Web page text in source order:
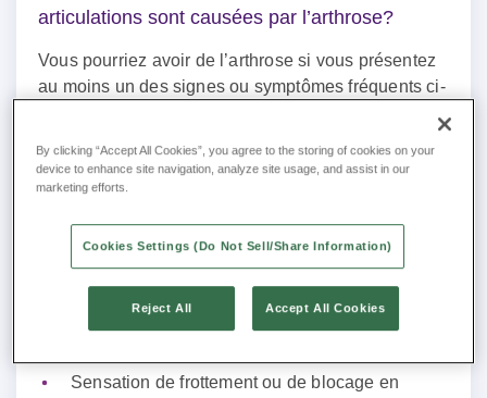
articulations sont causées par l’arthrose?
Vous pourriez avoir de l’arthrose si vous présentez
au moins un des signes ou symptômes fréquents ci-
Sensibilité articulaire après un effort excessif ou
une période d’inactivité
Douleur en déplaçant l’articulation
Douleur en exécutant les activités quotidiennes
chaise, boutonner une chemise
Sensation de frottement ou de blocage en
By clicking “Accept All Cookies”, you agree to the storing of cookies on your
device to enhance site navigation, analyze site usage, and assist in our
marketing efforts.
Cookies Settings (Do Not Sell/Share Information)
Reject All Accept All Cookies